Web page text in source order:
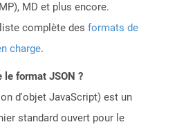
MD et plus encore.
complète des formats de
charge.
le format JSON ?
d'objet JavaScript) est un
standard ouvert pour le